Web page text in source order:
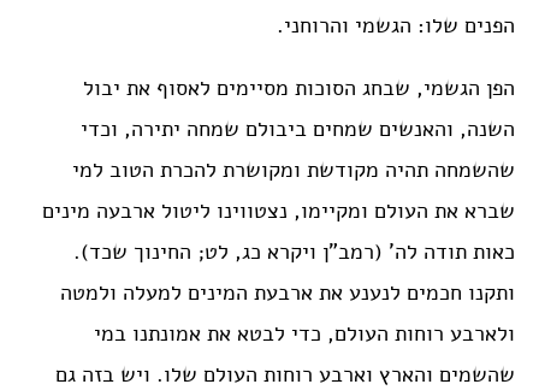
הפנים שלו: הגשמי והרוחני.
הפן הגשמי, שבחג הסוכות מסיימים לאסוף את יבול
השנה, והאנשים שמחים ביבולם שמחה יתירה, וכדי
שהשמחה תהיה מקודשת ומקושרת להכרת הטוב למי
שברא את העולם ומקיימו, נצטווינו ליטול ארבעה מינים
כאות תודה לה’ (רמב”ן ויקרא כג, לט; החינוך שכד).
ותקנו חכמים לנענע את ארבעת המינים למעלה ולמטה
ולארבע רוחות העולם, כדי לבטא את אמונתנו במי
שהשמים והארץ וארבע רוחות העולם שלו. ויש בזה גם